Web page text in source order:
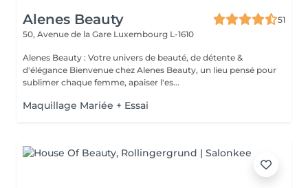
Alenes Beauty
51
50, Avenue de la Gare Luxembourg L-1610
Alenes Beauty : Votre univers de beauté, de détente &
d'élégance Bienvenue chez Alenes Beauty, un lieu pensé pour
sublimer chaque femme, apaiser l'es...
Maquillage Mariée + Essai